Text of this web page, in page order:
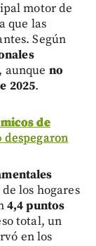
motor de
que las
Según
aunque no
2025.
de
despegaron
los hogares
4,4 puntos
total, un
en los